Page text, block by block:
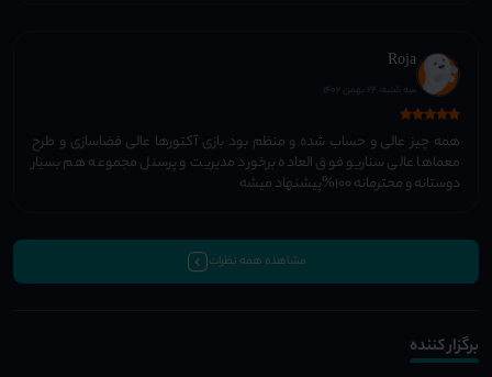
Roja
سه شنبه، 24 بهمن 1402
همه چیز عالی و حساب شده و منظم بود بازی آکتورها عالی فضاسازی و طرح
معماها عالی سناریو فوق العاده برخورد مدیریت و پرسنل مجموعه هم بسیار
دوستانه و محترمانه ۱۰۰%پیشنهاد میشه
مشاهده همه نظرات
برگزار کننده